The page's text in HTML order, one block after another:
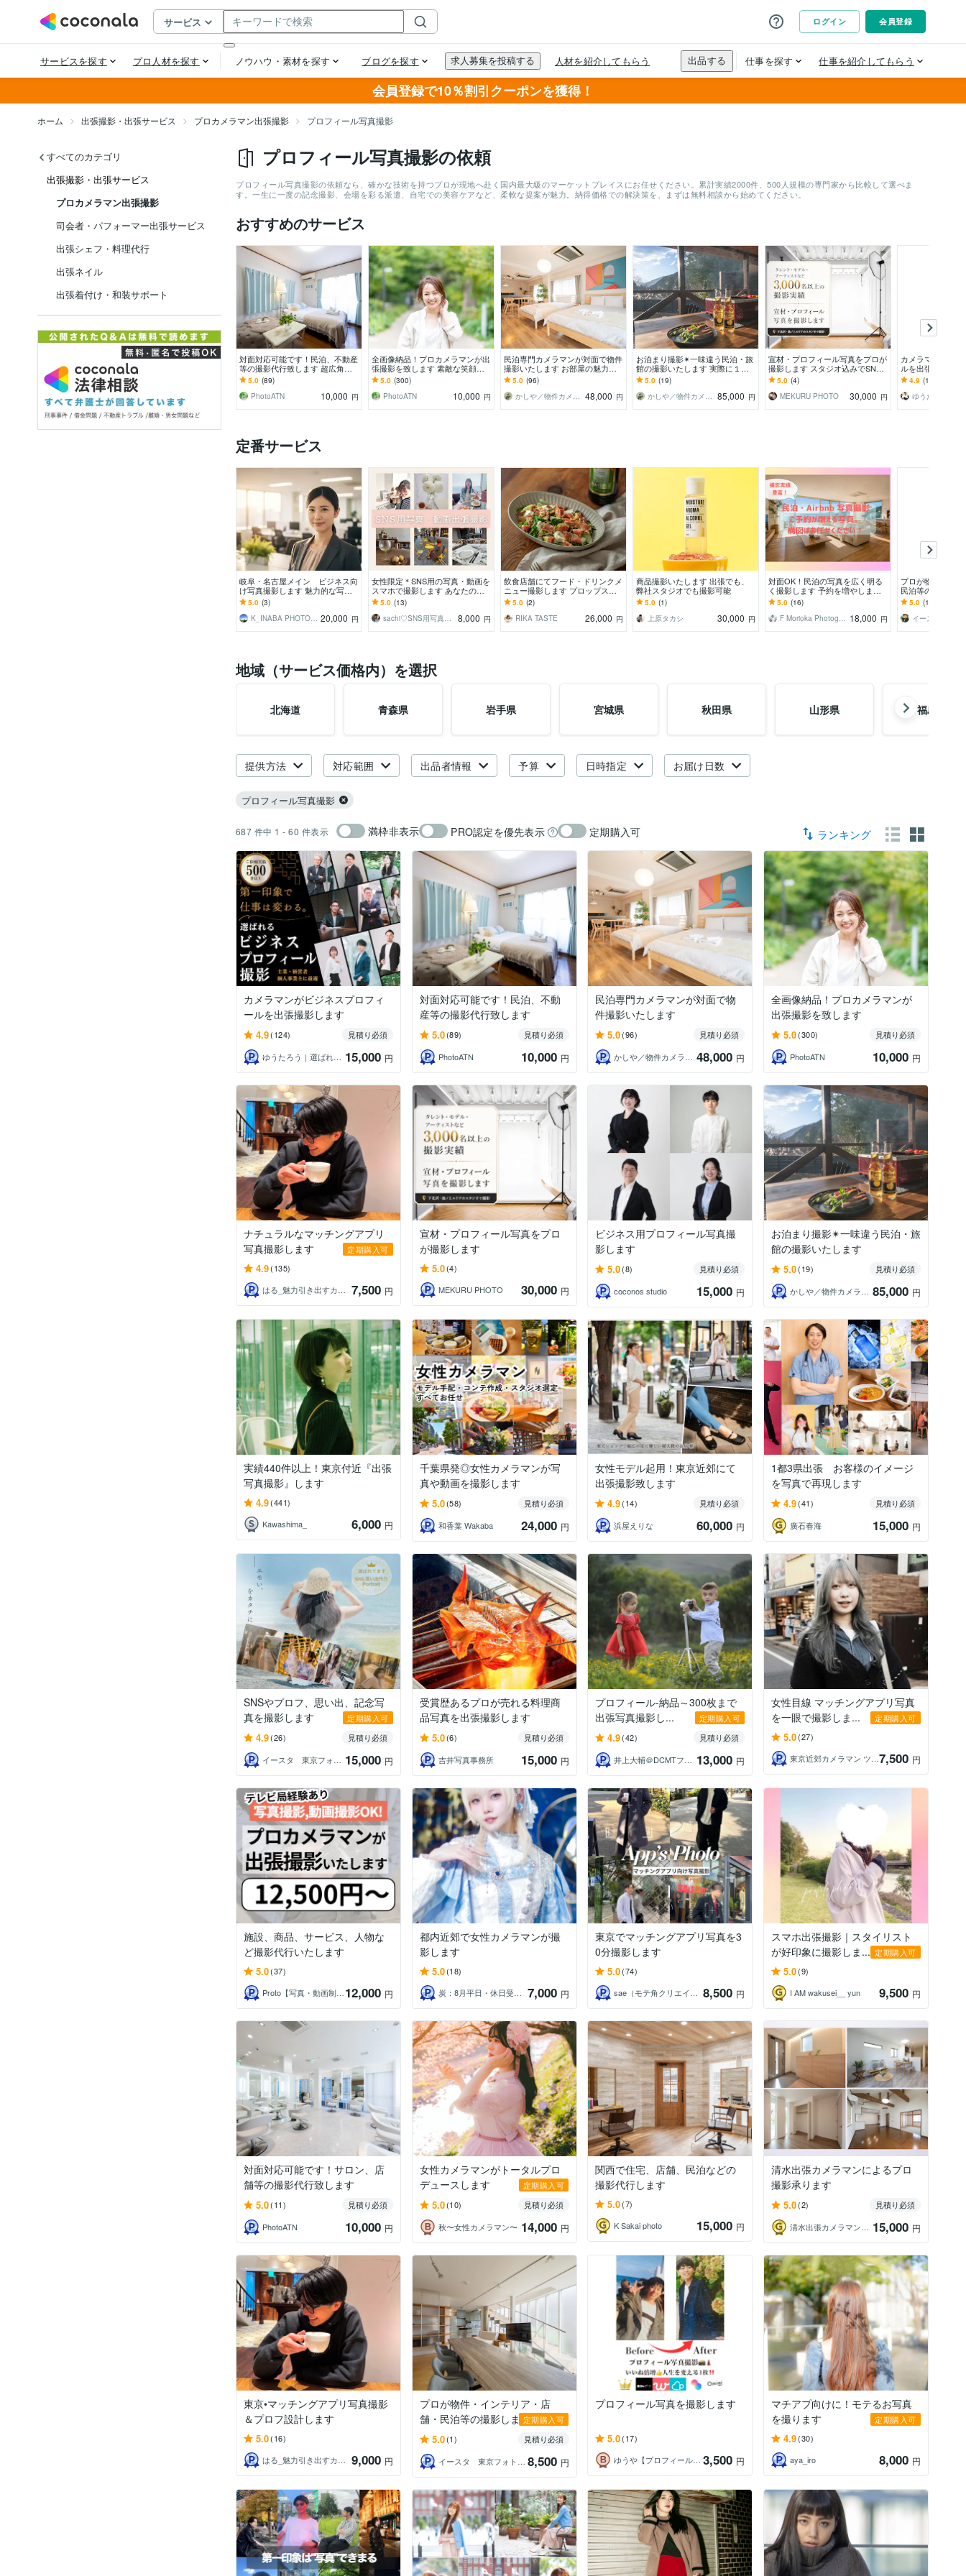
会員登録で10％割引クーポンを獲得！
ホーム 出張撮影・出張サービス プロカメラマン出張撮影 プロフィール写真撮影
すべてのカテゴリ
出張撮影・出張サービス
プロカメラマン出張撮影
司会者・パフォーマー出張サービス
出張シェフ・料理代行
出張ネイル
出張着付け・和装サポート
プロフィール写真撮影の依頼
プロフィール写真撮影の依頼なら、確かな技術を持つプロが現地へ赴く国内最大級のマーケットプレイスにお任せください。累計実績2000件、500人規模の専門家から比較して選べま
す。一生に一度の記念撮影、会場を彩る派遣、自宅での美容ケアなど、柔軟な提案が魅力。納得価格での解決策を、まずは無料相談から始めてください。
おすすめのサービス
対面対応可能です！民泊、不動産
等の撮影代行致します 超広角レ
ンズ使用＆全画像データ納品
5.0 (89)
PhotoATN
10,000 円
全画像納品！プロカメラマンが出
張撮影を致します 素敵な笑顔を
引き出します、人物撮影お任せく
ださい
5.0 (300)
PhotoATN
10,000 円
民泊専門カメラマンが対面で物件
撮影いたします お部屋の魅力を
引き出します｜民泊撮影数累計30
0軒以上
5.0 (96)
かしや／物件カメラマン 48,000 円
お泊まり撮影✴︎一味違う民泊・旅
館の撮影いたします 実際に１泊
して様々な時間帯を撮影｜全国出
張いたします！
5.0 (19)
かしや／物件カメラマン 85,000 円
宣材・プロフィール写真をプロが
撮影します スタジオ込みでSN
S・仕事用に使える一枚を撮影
5.0 (4)
MEKURU PHOTO
30,000 円
カメラマンがビ
ルを出張撮影し
変えて、クライ
る写真をご提案
4.9 (124)
定番サービス
岐阜・名古屋メイン ビジネス向
け写真撮影します 魅力的な写真
で、あなたのビジネスをスタイリ
ッシュに表現
5.0 (3)
K_INABA PHOTO：VIDEO 20,000 円
女性限定＊SNS用の写真・動画を
スマホで撮影します あなたの想
いを写真で届けるお手伝いをしま
す♡
5.0 (13)
sachi♡SNS用写真・動画撮影
8,000 円
飲食店舗にてフード・ドリンクメ
ニュー撮影します プロップスタ
イリングでインスタ映え♡ 東
京・神奈川の出張撮影
5.0 (2)
RIKA TASTE
26,000 円
商品撮影いたします 出張でも、
弊社スタジオでも撮影可能
5.0 (1)
上原タカシ
30,000 円
対面OK！民泊の写真を広く明る
く撮影します 予約を増やしま
す！９月撮影まで2,000円OFF！
5.0 (16)
F Morioka Photograph 18,000 円
プロが物件・イ
民泊等の撮影し
以上の実績あり
新築、全国対応可
5.0 (1)
地域（サービス価格内）を選択
北海道 青森県 岩手県 宮城県 秋田県 山形県 福島県
提供方法 対応範囲 出品者情報 予算 日時指定 お届け日数
プロフィール写真撮影
687 件中 1 - 60 件表示 満枠非表示 PRO認定を優先表示 定期購入可 ランキング
カメラマンがビジネスプロフィ
ールを出張撮影します
4.9(124)
見積り必須
ゆうたろう｜選ばれる顔を仕立てる専門家
15,000 円
対面対応可能です！民泊、不動
産等の撮影代行致します
5.0(89)
見積り必須
PhotoATN
10,000 円
民泊専門カメラマンが対面で物
件撮影いたします
5.0(96)
見積り必須
かしや／物件カメラマン
48,000 円
全画像納品！プロカメラマンが
出張撮影を致します
5.0(300)
見積り必須
PhotoATN
10,000 円
ナチュラルなマッチングアプリ
写真撮影します
定期購入可
4.9(135)
はる_魅力引き出すカメラマン
7,500 円
宣材・プロフィール写真をプロ
が撮影します
5.0(4)
MEKURU PHOTO
30,000 円
ビジネス用プロフィール写真撮
影します
5.0(8)
見積り必須
coconos studio
15,000 円
お泊まり撮影✴︎一味違う民泊・旅
館の撮影いたします
5.0(19)
見積り必須
かしや／物件カメラマン
85,000 円
実績440件以上！東京付近『出張
写真撮影』します
4.9(441)
Kawashima_
6,000 円
千葉県発◎女性カメラマンが写
真や動画を撮影します
5.0(58)
見積り必須
和香葉 Wakaba
24,000 円
女性モデル起用！東京近郊にて
出張撮影致します
4.9(14)
見積り必須
浜屋えりな
60,000 円
1都3県出張 お客様のイメージ
を写真で再現します
4.9(41)
見積り必須
廣石春海
15,000 円
SNSやプロフ、思い出、記念写
真を撮影します
定期購入可
4.9(26)
見積り必須
イースタ 東京フォトグラファー
15,000 円
受賞歴あるプロが売れる料理商
品写真を出張撮影します
5.0(6)
見積り必須
吉井写真事務所
15,000 円
プロフィール-納品～300枚まで
出張写真撮影し...
定期購入可
4.9(42)
見積り必須
井上大輔＠DCMTフォトグラファー
13,000 円
女性目線 マッチングアプリ写真
を一眼で撮影しま...
定期購入可
5.0(27)
東京近郊カメラマン ツチヤヒカル 7,500 円
施設、商品、サービス、人物な
ど撮影代行いたします
5.0(37)
Proto【写真・動画制作】 12,000 円
都内近郊で女性カメラマンが撮
影します
5.0(18)
炭：8月平日・休日受付中
7,000 円
東京でマッチングアプリ写真を3
0分撮影します
5.0(74)
sae（モテ角クリエイター）
8,500 円
スマホ出張撮影｜スタイリスト
が好印象に撮影しま... 定期購入可
5.0(9)
I AM wakusei__ yun
9,500 円
対面対応可能です！サロン、店
舗等の撮影代行致します
5.0(11)
見積り必須
PhotoATN
10,000 円
女性カメラマンがトータルプロ
デュースします
定期購入可
5.0(10)
見積り必須
秋〜女性カメラマン〜 14,000 円
関西で住宅、店舗、民泊などの
撮影代行します
5.0(7)
K Sakai photo
15,000 円
清水出張カメラマンによるプロ
撮影承ります
5.0(2)
見積り必須
清水出張カメラマンの出張写真撮影
15,000 円
東京•マッチングアプリ写真撮影
＆プロフ設計します
5.0(16)
はる_魅力引き出すカメラマン
9,000 円
プロが物件・インテリア・店
舗・民泊等の撮影しま...定期購入可
5.0(1)
見積り必須
イースタ 東京フォトグラファー 8,500 円
プロフィール写真を撮影します
5.0(17)
ゆうや【プロフィール写真専用カメラマン】 3,500 円
マチアプ向けに！モテるお写真
を撮ります
定期購入可
4.9(30)
aya_iro
8,000 円